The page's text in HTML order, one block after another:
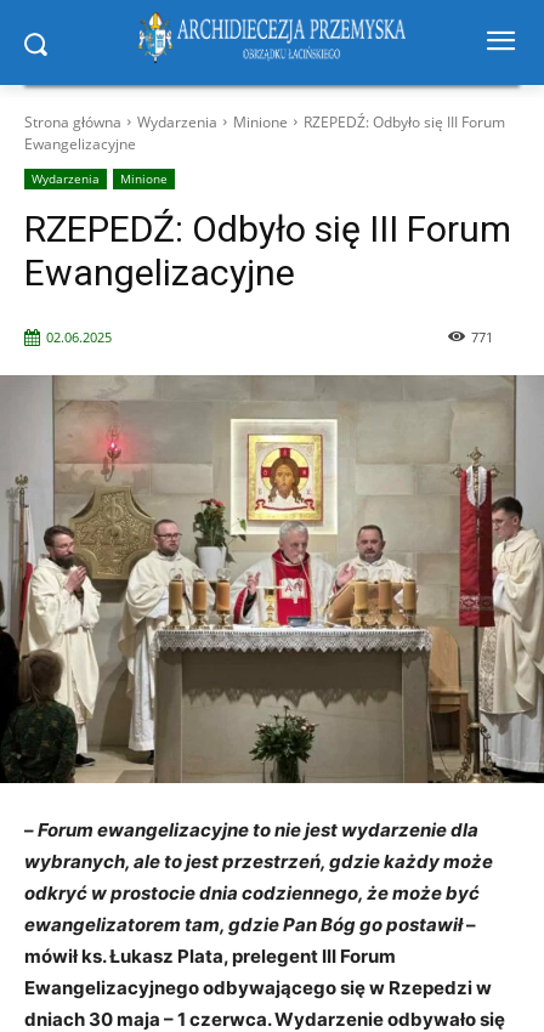
Strona główna Wydarzenia Minione
RZEPEDŹ: Odbyło się III Forum
Ewangelizacyjne
Wydarzenia Minione
RZEPEDŹ: Odbyło się III Forum
Ewangelizacyjne
02.06.2025 771
–Forum ewangelizacyjne to nie jest wydarzenie dla
wybranych, ale to jest przestrzeń, gdzie każdy może
odkryć w prostocie dnia codziennego, że może być
ewangelizatorem tam, gdzie Pan Bóg go postawił–
mówił ks. Łukasz Plata, prelegent III Forum
Ewangelizacyjnego odbywającego się w Rzepedzi w
dniach 30 maja – 1 czerwca. Wydarzenie odbywało się